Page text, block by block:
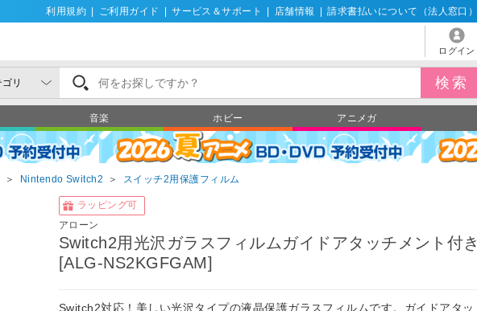
利用規約 ご利用ガイド サービス＆サポート 店舗情報 請求書払いについて（法人窓口）
ログイン
音楽 ホビー アニメガ
＞ Nintendo Switch2 ＞ スイッチ2用保護フィルム
ラッピング可
アローン
Switch2用光沢ガラスフィルムガイドアタッチメント付き
[ALG-NS2KGFGAM]
Switch2対応！美しい光沢タイプの液晶保護ガラスフィルムです。ガイドアタッ